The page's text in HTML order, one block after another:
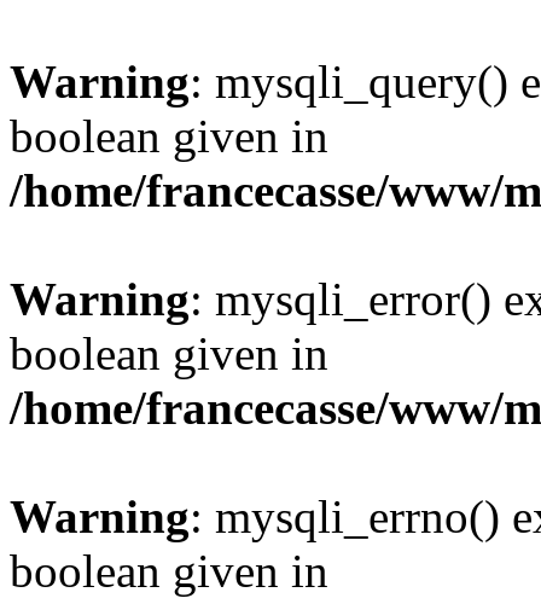
Warning: mysqli_query()
boolean given in
/home/francecasse/www/
Warning: mysqli_error()
boolean given in
/home/francecasse/www/
Warning: mysqli_errno()
boolean given in